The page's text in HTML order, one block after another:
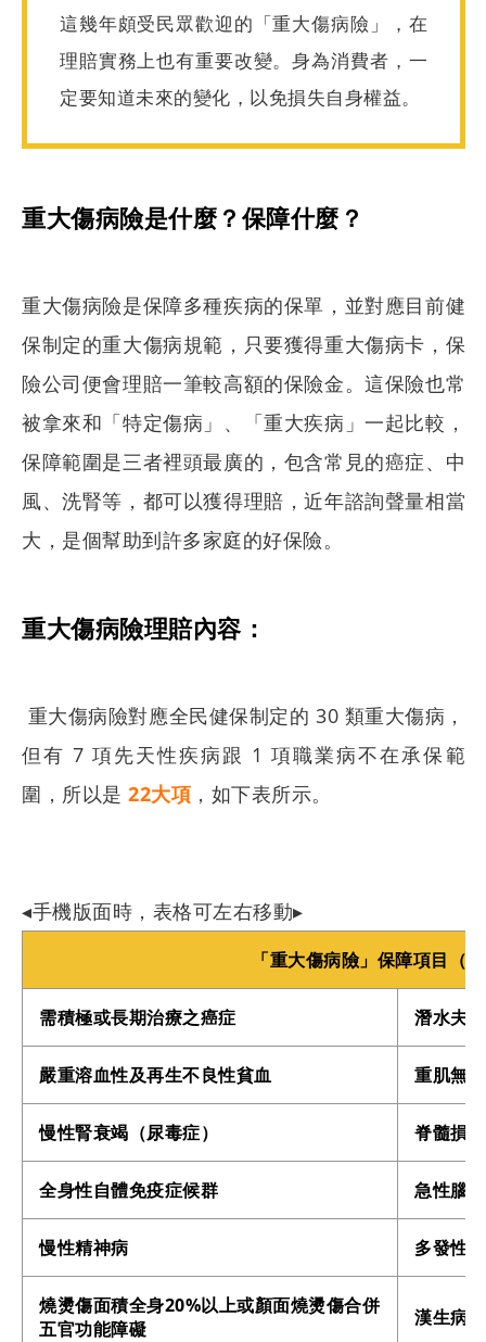
這幾年頗受民眾歡迎的「重大傷病險」，在
理賠實務上也有重要改變。身為消費者，一
定要知道未來的變化，以免損失自身權益。
重大傷病險是什麼？保障什麼？
重大傷病險是保障多種疾病的保單，並對應目前健
保制定的重大傷病規範，只要獲得重大傷病卡，保
險公司便會理賠一筆較高額的保險金。這保險也常
被拿來和「特定傷病」、「重大疾病」一起比較，
保障範圍是三者裡頭最廣的，包含常見的癌症、中
風、洗腎等，都可以獲得理賠，近年諮詢聲量相當
大，是個幫助到許多家庭的好保險。
重大傷病險理賠內容：
重大傷病險對應全民健保制定的 30 類重大傷病，
但有 7 項先天性疾病跟 1 項職業病不在承保範
圍，所以是 22大項 ，如下表所示。
◂手機版面時，表格可左右移動▸
「重大傷病險」保障項目（
需積極或長期治療之癌症 潛水夫症
嚴重溶血性及再生不良性貧血 重肌無
慢性腎衰竭（尿毒症） 脊髓損
全身性自體免疫症候群 急性腦
慢性精神病 多發性
燒燙傷面積全身20%以上或顏面燒燙傷合併
五官功能障礙
漢生病